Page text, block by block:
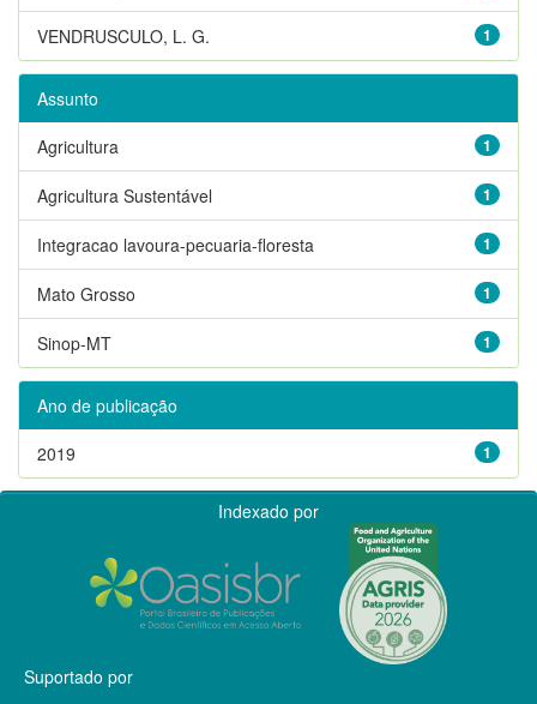
1
VENDRUSCULO, L. G.
Assunto
1
Agricultura
1
Agricultura Sustentável
1
Integracao lavoura-pecuaria-floresta
1
Mato Grosso
1
Sinop-MT
Ano de publicação
1
2019
Indexado por
Suportado por